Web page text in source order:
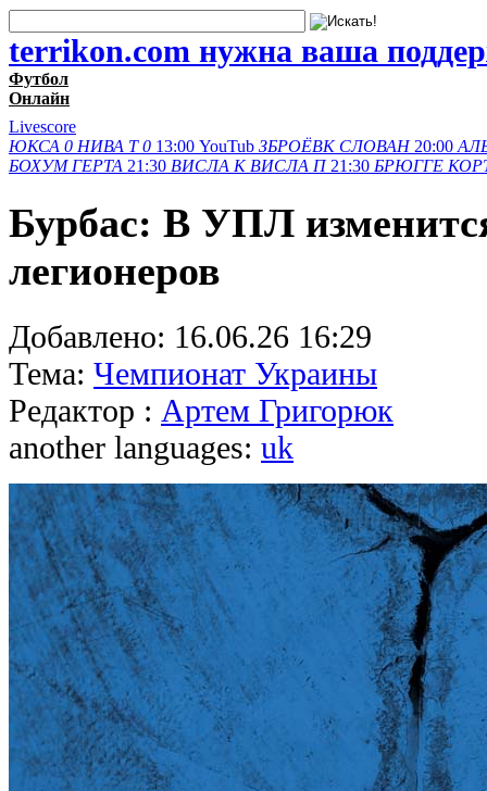
terrikon.com нужна ваша
Футбол
Онлайн
Livescore
ЮКСА 0 НИВА Т 0 13:00 YouTub ЗБРОЁВК СЛОВАН 20:00
БОХУМ ГЕРТА 21:30 ВИСЛА K ВИСЛА П 21:30 БРЮГГЕ
Бурбас: В УПЛ
легионеров
Добавлено: 16.06.26 16:29
Тема: Чемпионат Украины
Редактор : Артем Григорюк
another languages: uk